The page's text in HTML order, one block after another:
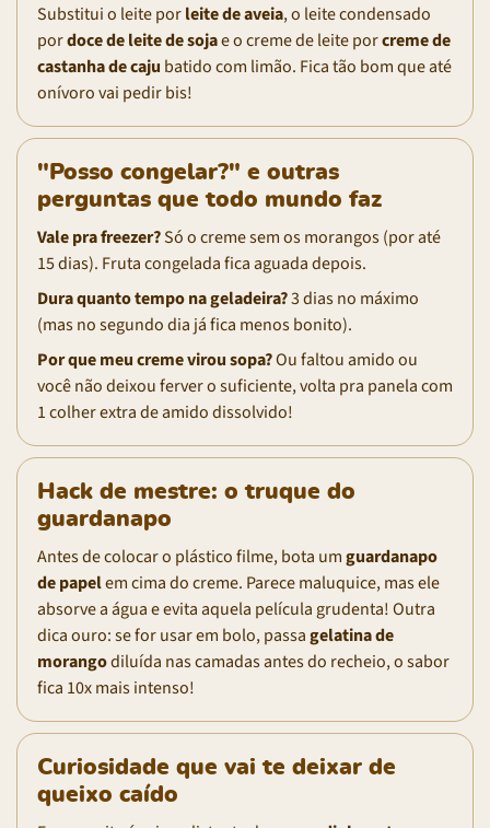
Substitui o leite porleite de aveia, o leite condensado
pordoce de leite de sojae o creme de leite porcreme de
castanha de caju batido com limão. Fica tão bom que até
onívoro vai pedir bis!
"Posso congelar?" e outras
perguntas que todo mundo faz
Vale pra freezer?Só o creme sem os morangos (por até
15 dias). Fruta congelada fica aguada depois.
Dura quanto tempo na geladeira?3 dias no máximo
(mas no segundo dia já fica menos bonito).
Por que meu creme virou sopa?Ou faltou amido ou
você não deixou ferver o suficiente, volta pra panela com
1 colher extra de amido dissolvido!
Hack de mestre: o truque do
guardanapo
Antes de colocar o plástico filme, bota umguardanapo
de papelem cima do creme. Parece maluquice, mas ele
absorve a água e evita aquela película grudenta! Outra
dica ouro: se for usar em bolo, passagelatina de
morangodiluída nas camadas antes do recheio, o sabor
fica 10x mais intenso!
Curiosidade que vai te deixar de
queixo caído